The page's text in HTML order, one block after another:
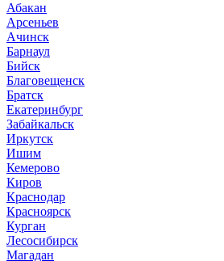
Абакан
Арсеньев
Ачинск
Барнаул
Бийск
Благовещенск
Братск
Екатеринбург
Забайкальск
Иркутск
Ишим
Кемерово
Киров
Краснодар
Красноярск
Курган
Лесосибирск
Магадан